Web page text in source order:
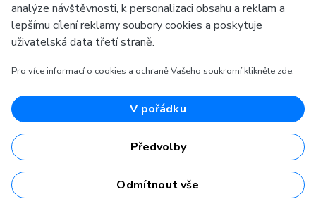
Evropská unie
OP Podnikání a inovace pro konkurenceschopnost
Evropský fond pro regionální rozvoj
Česká mincovna, a.s. © 1993 - 2026
analýze návštěvnosti, k personalizaci obsahu a reklam a
lepšímu cílení reklamy soubory cookies a poskytuje
uživatelská data třetí straně.
Pro více informací o cookies a ochraně Vašeho soukromí klikněte zde.
V pořádku
Předvolby
Odmítnout vše